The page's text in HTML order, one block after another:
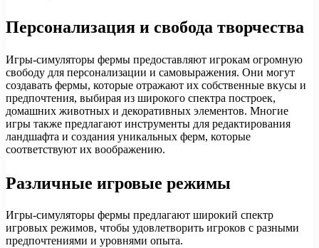
Персонализация и свобода творчества
Игры-симуляторы фермы предоставляют игрокам огромную
свободу для персонализации и самовыражения. Они могут
создавать фермы, которые отражают их собственные вкусы и
предпочтения, выбирая из широкого спектра построек,
домашних животных и декоративных элементов. Многие
игры также предлагают инструменты для редактирования
ландшафта и создания уникальных ферм, которые
соответствуют их воображению.
Различные игровые режимы
Игры-симуляторы фермы предлагают широкий спектр
игровых режимов, чтобы удовлетворить игроков с разными
предпочтениями и уровнями опыта.